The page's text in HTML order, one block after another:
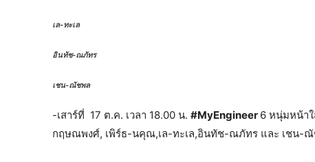
เล-ทะเล
อินทัช-ณภัทร
เชน-ณัชพล
-เสาร์ที่ 17 ต.ค. เวลา 18.00 น. #MyEngineer 6 หนุ่มหน้า
กฤษณพงศ์, เพิร์ธ-นคุณ,เล-ทะเล,อินทัช-ณภัทร และ เชน-